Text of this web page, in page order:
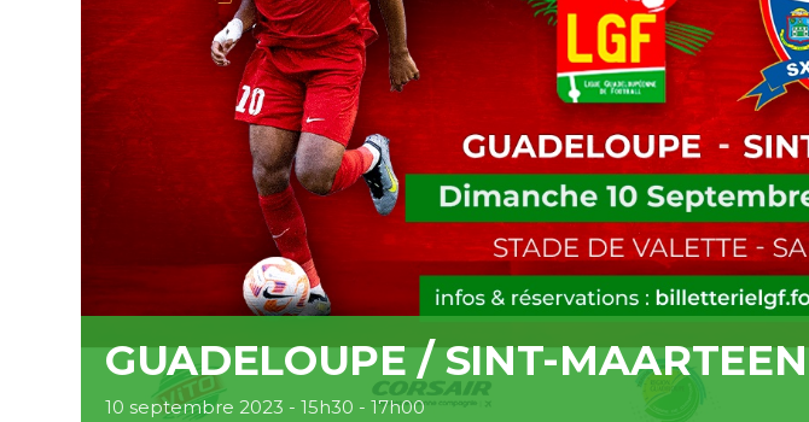
GUADELOUPE / SINT-MAARTEEN
10 septembre 2023 - 15h30 - 17h00